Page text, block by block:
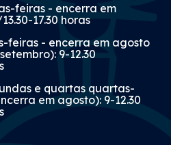
feiras - encerra em
17.30 horas
feiras - encerra em agosto
9-12.30
e quartas quartas-
em agosto): 9-12.30